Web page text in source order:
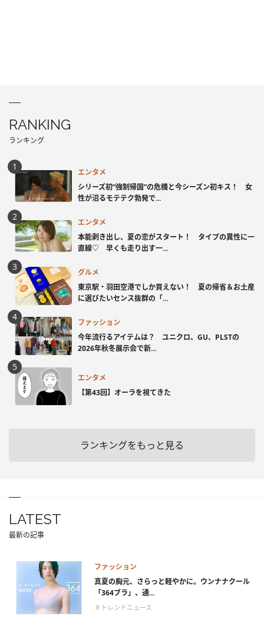
RANKING
ランキング
エンタメ
シリーズ初“強制帰国”の危機と今シーズン初キス！ 女
性が沼るモテテク勃発で...
エンタメ
本能剥き出し、夏の恋がスタート！ タイプの異性に一
直線♡ 早くも走り出す一...
グルメ
東京駅・羽田空港でしか買えない！ 夏の帰省＆お土産
に選びたいセンス抜群の「...
ファッション
今年流行るアイテムは？ ユニクロ、GU、PLSTの
2026年秋冬展示会で新...
エンタメ
【第43回】オーラを視てきた
ランキングをもっと見る
LATEST
最新の記事
ファッション
真夏の胸元、さらっと軽やかに。ウンナナクール
「364ブラ」、通...
＃トレンドニュース